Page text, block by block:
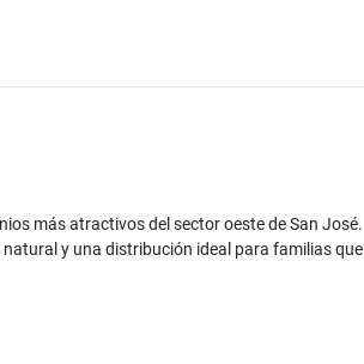
más atractivos del sector oeste de San José.
y una distribución ideal para familias que